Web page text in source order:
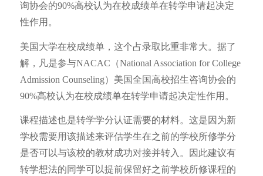
询协会的90%高校认为在校成绩单在转学申请起决定
性作用。
美国大学在校成绩单，这个占录取比重非常大。据了
解，凡是参与NACAC（National Association for College
Admission Counseling）美国全国高校招生咨询协会的
90%高校认为在校成绩单在转学申请起决定性作用。
课程描述也是转学学分认证需要的材料。这是因为新
学校需要用该描述来评估学生在之前的学校所修学分
是否可以与该校的教材成功对接并转入。因此建议有
转学想法的同学可以提前保留好之前学校所修课程的